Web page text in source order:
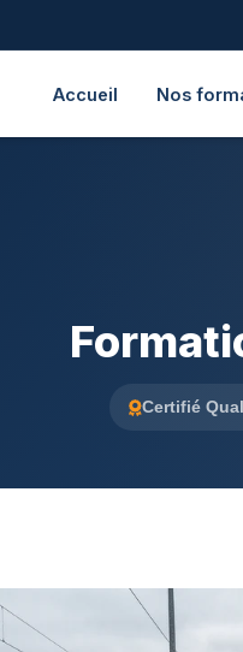
Accueil Nos
Certifié